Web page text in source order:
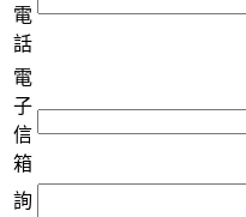
電
話
電
子
信
箱
詢